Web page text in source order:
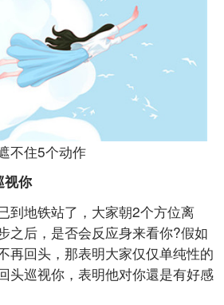
不住5个动作
视你
到地铁站了，大家朝2个方位离
之后，是否会反应身来看你?假如
再回头，那表明大家仅仅单纯性的
头巡视你，表明他对你還是有好感